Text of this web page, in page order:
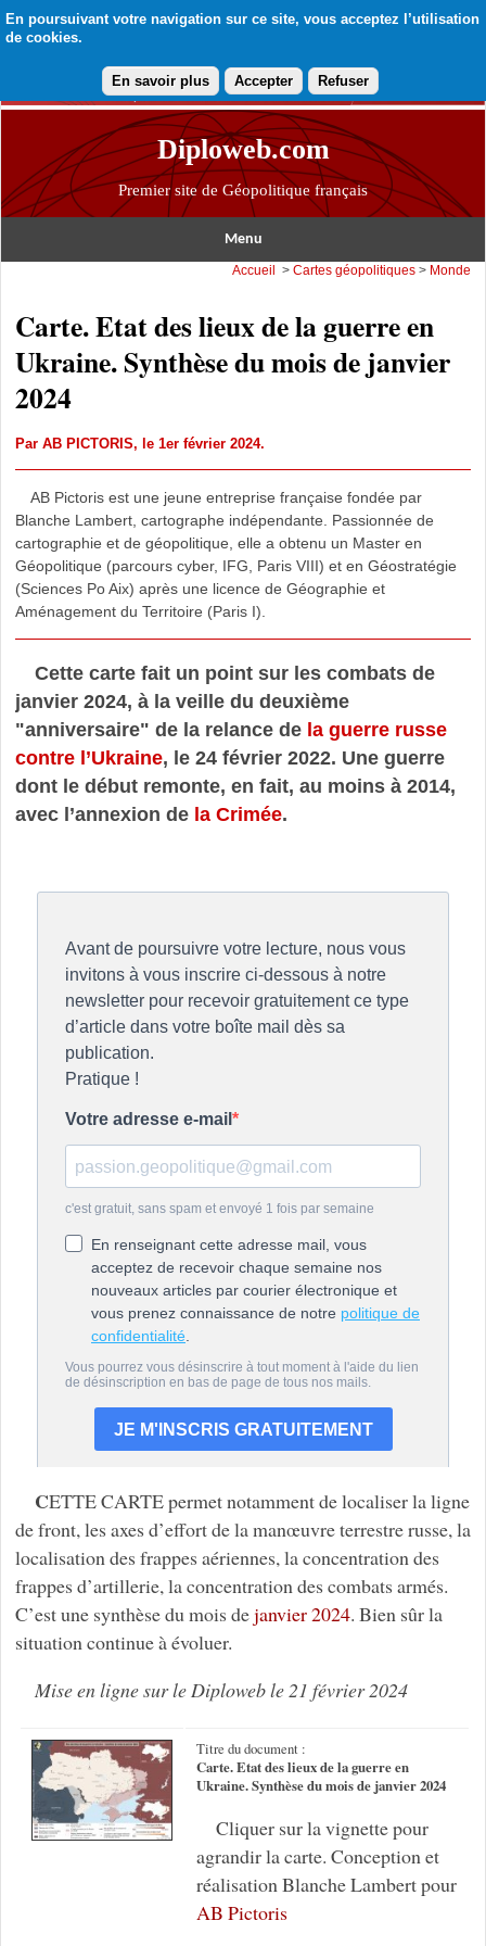
En poursuivant votre navigation sur ce site, vous acceptez l’utilisation
de cookies.
En savoir plus Accepter Refuser
Diploweb.com
Premier site de Géopolitique français
Menu
Accueil >Cartes géopolitiques > Monde
Carte. Etat des lieux de la guerre en
Ukraine. Synthèse du mois de janvier
2024
Par AB PICTORIS, le 1er février 2024.
AB Pictoris est une jeune entreprise française fondée par
Blanche Lambert, cartographe indépendante. Passionnée de
cartographie et de géopolitique, elle a obtenu un Master en
Géopolitique (parcours cyber, IFG, Paris VIII) et en Géostratégie
(Sciences Po Aix) après une licence de Géographie et
Aménagement du Territoire (Paris I).
Cette carte fait un point sur les combats de
janvier 2024, à la veille du deuxième
"anniversaire" de la relance de la guerre russe
contre l’Ukraine, le 24 février 2022. Une guerre
dont le début remonte, en fait, au moins à 2014,
avec l’annexion de la Crimée.
CETTE CARTE permet notamment de localiser la ligne
de front, les axes d’effort de la manœuvre terrestre russe, la
localisation des frappes aériennes, la concentration des
frappes d’artillerie, la concentration des combats armés.
C’est une synthèse du mois dejanvier 2024. Bien sûr la
situation continue à évoluer.
Mise en ligne sur le Diploweb le 21 février 2024
Titre du document :
Carte. Etat des lieux de la guerre en
Ukraine. Synthèse du mois de janvier 2024
Cliquer sur la vignette pour
agrandir la carte. Conception et
réalisation Blanche Lambert pour
AB Pictoris